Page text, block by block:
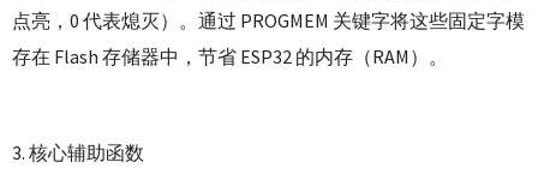
点亮，0 代表熄灭）。通过 PROGMEM 关键字将这些固定字模
存在 Flash 存储器中，节省 ESP32 的内存（RAM）。
3. 核心辅助函数